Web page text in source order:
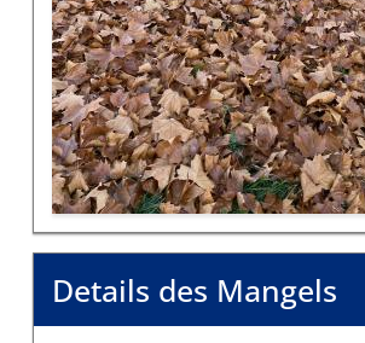
Details des Mangels